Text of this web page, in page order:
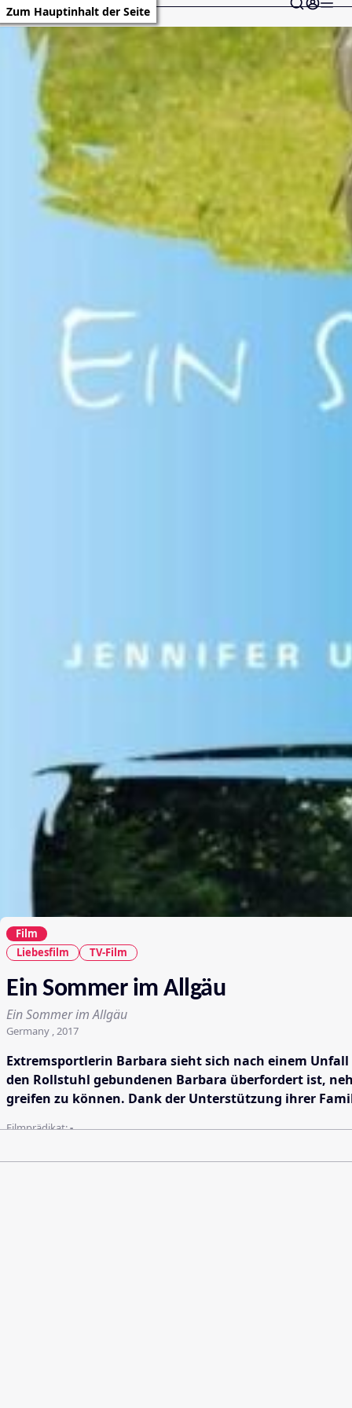
Zum Hauptinhalt der Seite
Film
Liebesfilm
TV-Film
Ein Sommer im Allgäu
Ein Sommer im Allgäu
Germany , 2017
Extremsportlerin Barbara sieht sich nach einem
den Rollstuhl gebundenen Barbara überfordert ist,
greifen zu können. Dank der Unterstützung ihrer
Filmprädikat:-